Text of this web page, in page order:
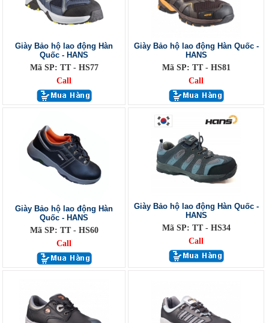
Giày Bảo hộ lao động Hàn
Quốc - HANS
Mã SP: TT - HS77
Call
Giày Bảo hộ lao động Hàn Quốc -
HANS
Mã SP: TT - HS81
Call
Giày Bảo hộ lao động Hàn
Quốc - HANS
Mã SP: TT - HS60
Call
Giày Bảo hộ lao động Hàn Quốc -
HANS
Mã SP: TT - HS34
Call